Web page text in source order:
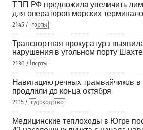
ТПП РФ предложила увеличить
для операторов морских
21:45 / порты
Транспортная прокуратура
нарушения в угольном порту
21:30 / порты
Навигацию речных трамвайчиков в
продлили до конца октября
21:15 / судоходство
Медицинские теплоходы в Югре